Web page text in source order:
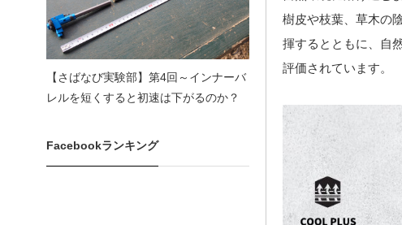
樹皮や枝葉、草木の
揮するとともに、自
評価されています。
【さばなび実験部】第4回～インナーバ
レルを短くすると初速は下がるのか？
Facebookランキング